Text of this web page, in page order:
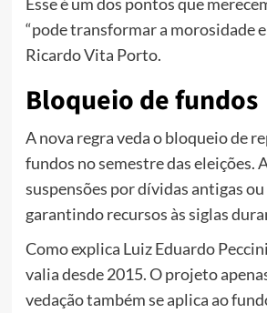
“pode transformar a morosidade
Ricardo Vita Porto.
Bloqueio de fundos
A nova regra veda o bloqueio de
fundos no semestre das eleições.
suspensões por dívidas antigas
garantindo recursos às siglas
Como explica Luiz Eduardo
valia desde 2015. O projeto
vedação também se aplica ao